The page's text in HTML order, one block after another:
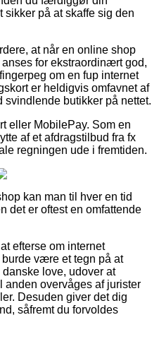
på at skaffe sig den
at når en online shop
for ekstraordinært god,
om en fup internet
er heldigvis omfavnet af
svindlende butikker på nettet.
eller MobilePay. Som en
af et afdragstilbud fra fx
regningen ude i fremtiden.
kan man til hver en tid
det er oftest en omfattende
efterse om internet
være et tegn på at
love, udover at
anden overvåges af jurister
Desuden giver det dig
såfremt du forvoldes